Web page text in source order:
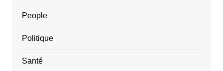
People
Politique
Santé